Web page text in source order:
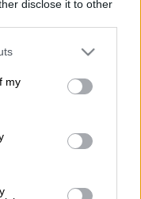
disclose it to other
one or more Google
You may click to
third-party tags to
in below Google
my
στα
14 ετών.